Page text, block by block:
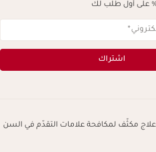
*
اشتراك
مكثّف لمكافحة علامات التقدّم في السن